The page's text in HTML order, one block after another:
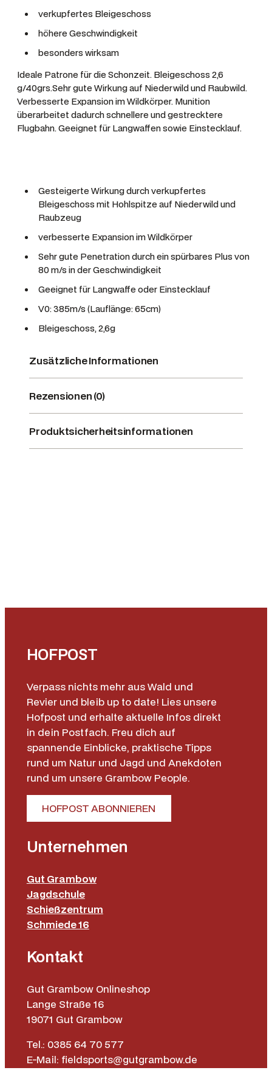
verkupfertes Bleigeschoss
höhere Geschwindigkeit
besonders wirksam
Ideale Patrone für die Schonzeit. Bleigeschoss 2,6
g/40grs.Sehr gute Wirkung auf Niederwild und Raubwild.
Verbesserte Expansion im Wildkörper. Munition
überarbeitet dadurch schnellere und gestrecktere
Flugbahn. Geeignet für Langwaffen sowie Einstecklauf.
Gesteigerte Wirkung durch verkupfertes
Bleigeschoss mit Hohlspitze auf Niederwild und
Raubzeug
verbesserte Expansion im Wildkörper
Sehr gute Penetration durch ein spürbares Plus von
80 m/s in der Geschwindigkeit
Geeignet für Langwaffe oder Einstecklauf
V0: 385m/s (Lauflänge: 65cm)
Bleigeschoss, 2,6g
Zusätzliche Informationen
Rezensionen (0)
Produktsicherheitsinformationen
HOFPOST
Verpass nichts mehr aus Wald und
Revier und bleib up to date! Lies unsere
Hofpost und erhalte aktuelle Infos direkt
in dein Postfach. Freu dich auf
spannende Einblicke, praktische Tipps
rund um Natur und Jagd und Anekdoten
rund um unsere Grambow People.
HOFPOST ABONNIEREN
Unternehmen
Gut Grambow
Jagdschule
Schießzentrum
Schmiede 16
Kontakt
Gut Grambow Onlineshop
Lange Straße 16
19071 Gut Grambow
Tel.: 0385 64 70 577
E-Mail: fieldsports@gutgrambow.de